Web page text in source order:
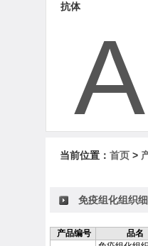
抗体
A
当前位置： 首页 >
免疫组化组织
产品编号 品名